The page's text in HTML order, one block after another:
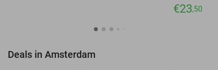
€23,50
Deals in Amsterdam